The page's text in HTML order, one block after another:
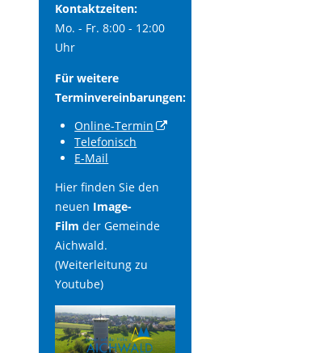
Kontaktzeiten:
Mo. - Fr. 8:00 - 12:00
Uhr
Für weitere
Terminvereinbarungen:
Online-Termin
Telefonisch
E-Mail
Hier finden Sie den
neuen Image-
Film der Gemeinde
Aichwald.
(Weiterleitung zu
Youtube)